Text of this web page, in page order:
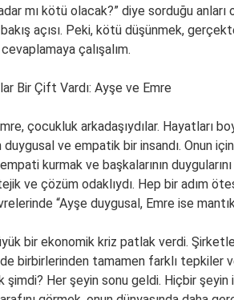
mı kötü olacak?” diye sorduğu
açısı. Peki, kötü düşünmek,
çalışalım.
Bir Çift Vardı: Ayşe ve Emre
çocukluk arkadaşıydılar. Hayatları
duygusal ve empatik bir insandı. Onun
kurmak ve başkalarının
ve çözüm odaklıydı. Hep bir adım
“Ayşe duygusal, Emre ise
bir ekonomik kriz patlak verdi.
birbirlerinden tamamen farklı tepkiler
şimdi? Her şeyin sonu geldi. Hiçbir